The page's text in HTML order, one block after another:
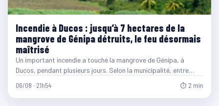
Incendie à Ducos : jusqu’à 7 hectares de la
mangrove de Génipa détruits, le feu désormais
maîtrisé
Un important incendie a touché la mangrove de Génipa, à
Ducos, pendant plusieurs jours. Selon la municipalité, entre…
06/08 · 21h54 ⏱ 2 min